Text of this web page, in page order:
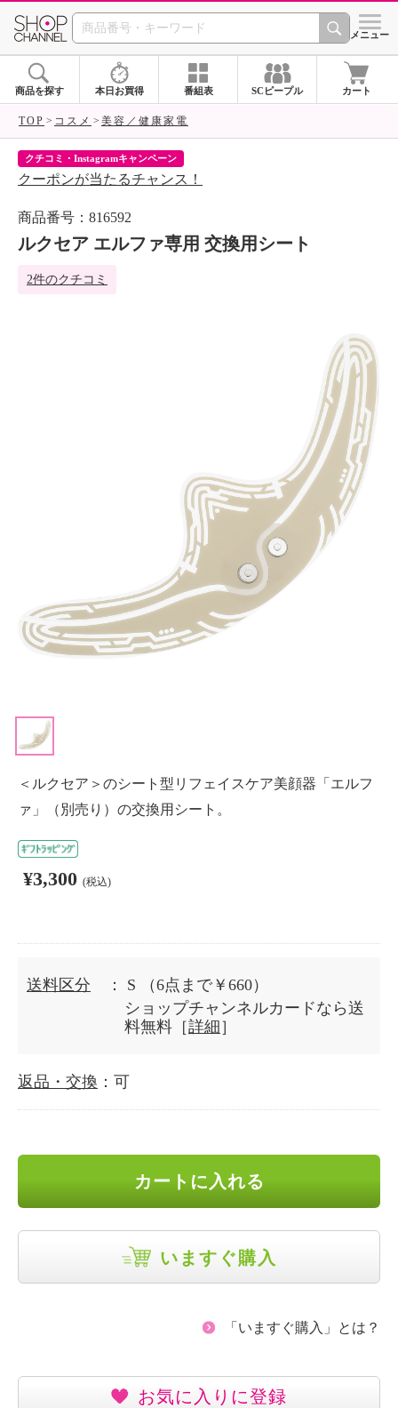
SHOP CHANNEL シメニュー
商品を探す 本日お買得 番組表 SCピープル カート
TOP コスメ 美容／健康家電
クチコミ・Instagramキャンペーン
クーポンが当たるチャンス！
商品番号：816592
ルクセア エルファ専用 交換用シート
2件のクチコミ
＜ルクセア＞のシート型リフェイスケア美顔器「エルフ
ァ」（別売り）の交換用シート。
¥3,300 (税込)
送料区分 ： S
（6点まで￥660）
ショップチャンネルカードなら送
料無料［詳細 ］
返品・交換 ：可
カートに入れる
いますぐ購入
「いますぐ購入」とは？
お気に入りに登録